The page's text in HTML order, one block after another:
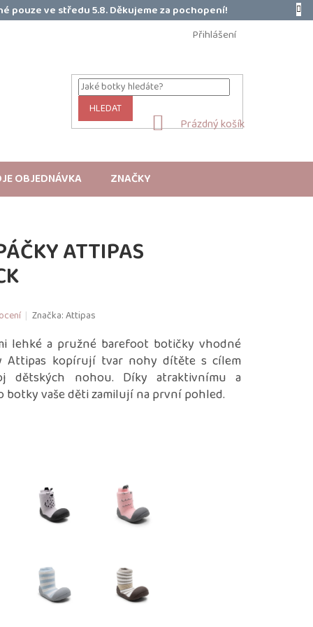
pouze ve středu 5.8. Děkujeme za pochopení!
Přihlášení
HLEDAT
NÁKUPNÍ
Prázdný košík
OBJEDNÁVKA ZNAČKY
ATTIPAS
Značka:Attipas
lehké a pružné barefoot botičky vhodné
Attipas kopírují tvar nohy dítěte s cílem
dětských nohou. Díky atraktivnímu a
vaše děti zamilují na první pohled.